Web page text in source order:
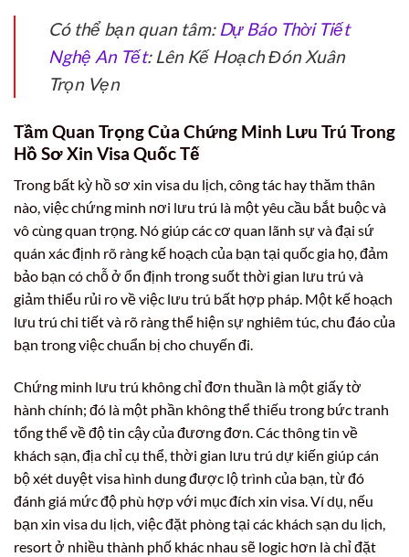
Có thể bạn quan tâm: Dự Báo Thời Tiết
Nghệ An Tết: Lên Kế Hoạch Đón Xuân
Trọn Vẹn
Tầm Quan Trọng Của Chứng Minh Lưu Trú Trong
Hồ Sơ Xin Visa Quốc Tế
Trong bất kỳ hồ sơ xin visa du lịch, công tác hay thăm thân
nào, việc chứng minh nơi lưu trú là một yêu cầu bắt buộc và
vô cùng quan trọng. Nó giúp các cơ quan lãnh sự và đại sứ
quán xác định rõ ràng kế hoạch của bạn tại quốc gia họ, đảm
bảo bạn có chỗ ở ổn định trong suốt thời gian lưu trú và
giảm thiểu rủi ro về việc lưu trú bất hợp pháp. Một kế hoạch
lưu trú chi tiết và rõ ràng thể hiện sự nghiêm túc, chu đáo của
bạn trong việc chuẩn bị cho chuyến đi.
Chứng minh lưu trú không chỉ đơn thuần là một giấy tờ
hành chính; đó là một phần không thể thiếu trong bức tranh
tổng thể về độ tin cậy của đương đơn. Các thông tin về
khách sạn, địa chỉ cụ thể, thời gian lưu trú dự kiến giúp cán
bộ xét duyệt visa hình dung được lộ trình của bạn, từ đó
đánh giá mức độ phù hợp với mục đích xin visa. Ví dụ, nếu
bạn xin visa du lịch, việc đặt phòng tại các khách sạn du lịch,
resort ở nhiều thành phố khác nhau sẽ logic hơn là chỉ đặt